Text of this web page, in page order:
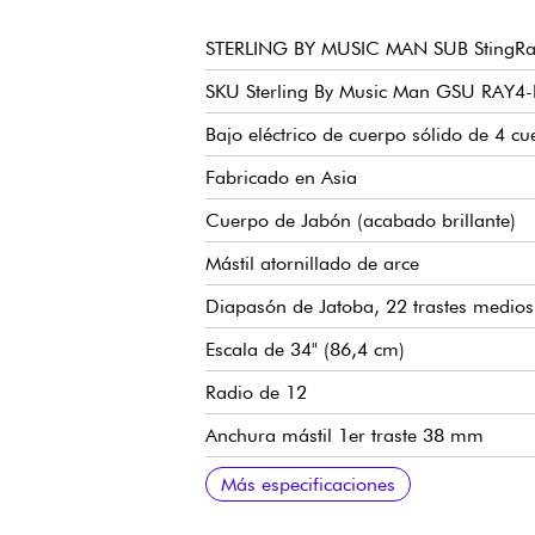
STERLING BY MUSIC MAN SUB
SKU Sterling By Music Man GSU RAY4-
Bajo eléctrico de cuerpo sólido de 4
Fabricado en Asia
Cuerpo de Jabón (acabado brillante)
Mástil atornillado de arce
Diapasón de Jatoba, 22 trastes medios
Escala de 34" (86,4 cm)
Radio de 12
Anchura mástil 1er traste 38 mm
Anchura del mástil en el último traste
Pastilla humbucker cerámica de doble
Preamplificador activo
Volumen master
Ecualización 2x bandas
SBMM Design Puente fijo
SBMM Design clavijas de afinación
Más especificaciones